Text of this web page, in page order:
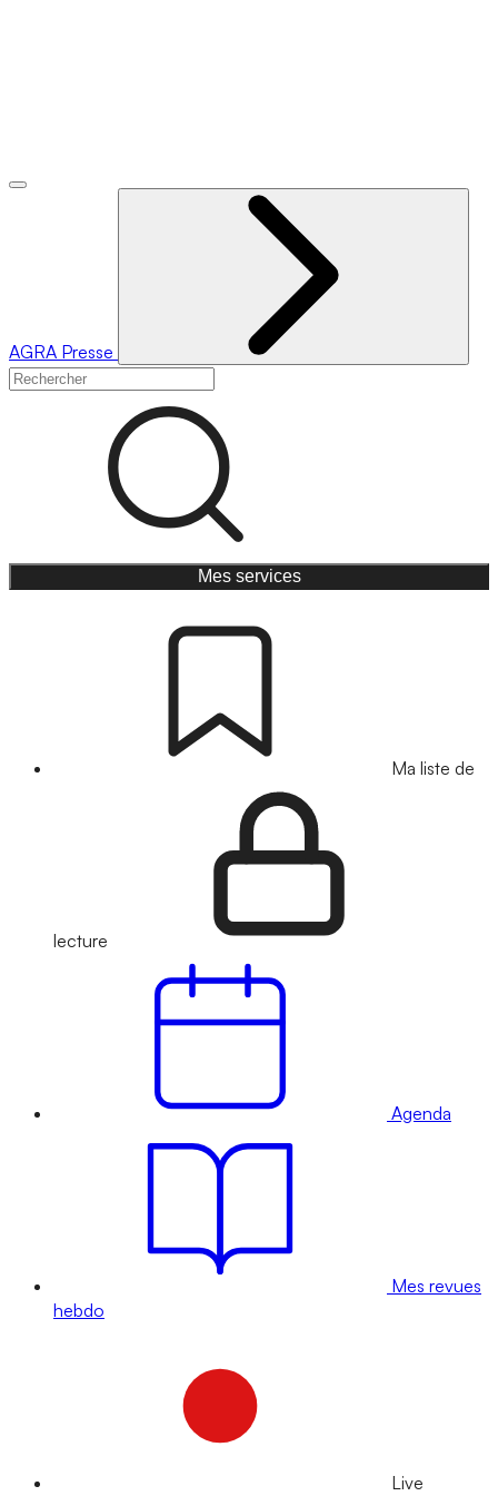
AGRA Presse
Mes services
Ma liste de
lecture
Agenda
Mes revues
hebdo
Live